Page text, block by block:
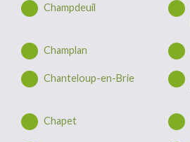
Champdeuil
Champlan
Chanteloup-en-Brie
Chapet